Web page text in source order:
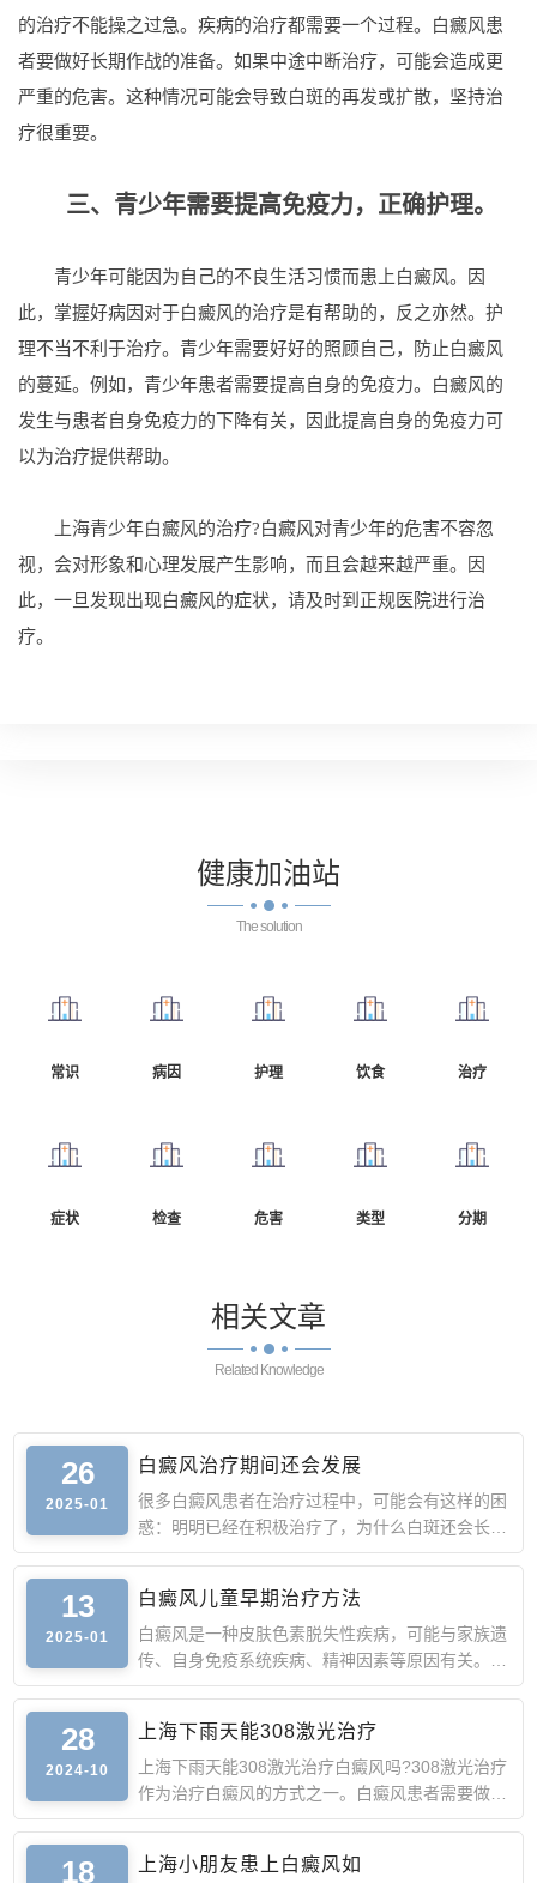
的治疗不能操之过急。疾病的治疗都需要一个过程。白癜风患
者要做好长期作战的准备。如果中途中断治疗，可能会造成更
严重的危害。这种情况可能会导致白斑的再发或扩散，坚持治
疗很重要。
三、青少年需要提高免疫力，正确护理。
青少年可能因为自己的不良生活习惯而患上白癜风。因
此，掌握好病因对于白癜风的治疗是有帮助的，反之亦然。护
理不当不利于治疗。青少年需要好好的照顾自己，防止白癜风
的蔓延。例如，青少年患者需要提高自身的免疫力。白癜风的
发生与患者自身免疫力的下降有关，因此提高自身的免疫力可
以为治疗提供帮助。
上海青少年白癜风的治疗?白癜风对青少年的危害不容忽
视，会对形象和心理发展产生影响，而且会越来越严重。因
此，一旦发现出现白癜风的症状，请及时到正规医院进行治
疗。
健康加油站
The solution
常识 病因 护理 饮食 治疗
症状 检查 危害 类型 分期
相关文章
Related Knowledge
26
2025-01
白癜风治疗期间还会发展
很多白癜风患者在治疗过程中，可能会有这样的困
惑：明明已经在积极治疗了，为什么白斑还会长出
来或者面积比原
13
2025-01
白癜风儿童早期治疗方法
白癜风是一种皮肤色素脱失性疾病，可能与家族遗
传、自身免疫系统疾病、精神因素等原因有关。
儿童白癜风早期的
28
2024-10
上海下雨天能308激光治疗
上海下雨天能308激光治疗白癜风吗?308激光治疗
作为治疗白癜风的方式之一。白癜风患者需要做好
防晒工作，以免猛烈
18 上海小朋友患上白癜风如